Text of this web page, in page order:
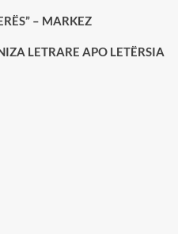
– MARKEZ
LETRARE APO LETËRSIA